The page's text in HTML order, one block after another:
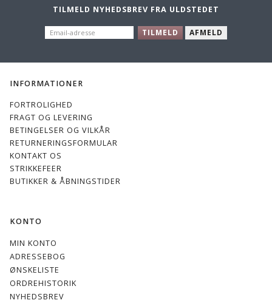
TILMELD NYHEDSBREV FRA ULDSTEDET
EMAIL-
ADRESSE
TILMELD AFMELD
INFORMATIONER
FORTROLIGHED
FRAGT OG LEVERING
BETINGELSER OG VILKÅR
RETURNERINGSFORMULAR
KONTAKT OS
STRIKKEFEER
BUTIKKER & ÅBNINGSTIDER
KONTO
MIN KONTO
ADRESSEBOG
ØNSKELISTE
ORDREHISTORIK
NYHEDSBREV